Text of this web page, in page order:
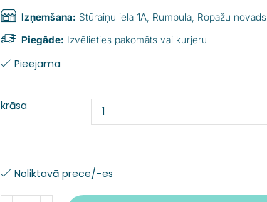
Izņemšana: Stūraiņu iela 1A, Rumbula, Ropažu novads
Piegāde: Izvēlieties pakomāts vai kurjeru
Pieejama
krāsa
Noliktavā prece/-es